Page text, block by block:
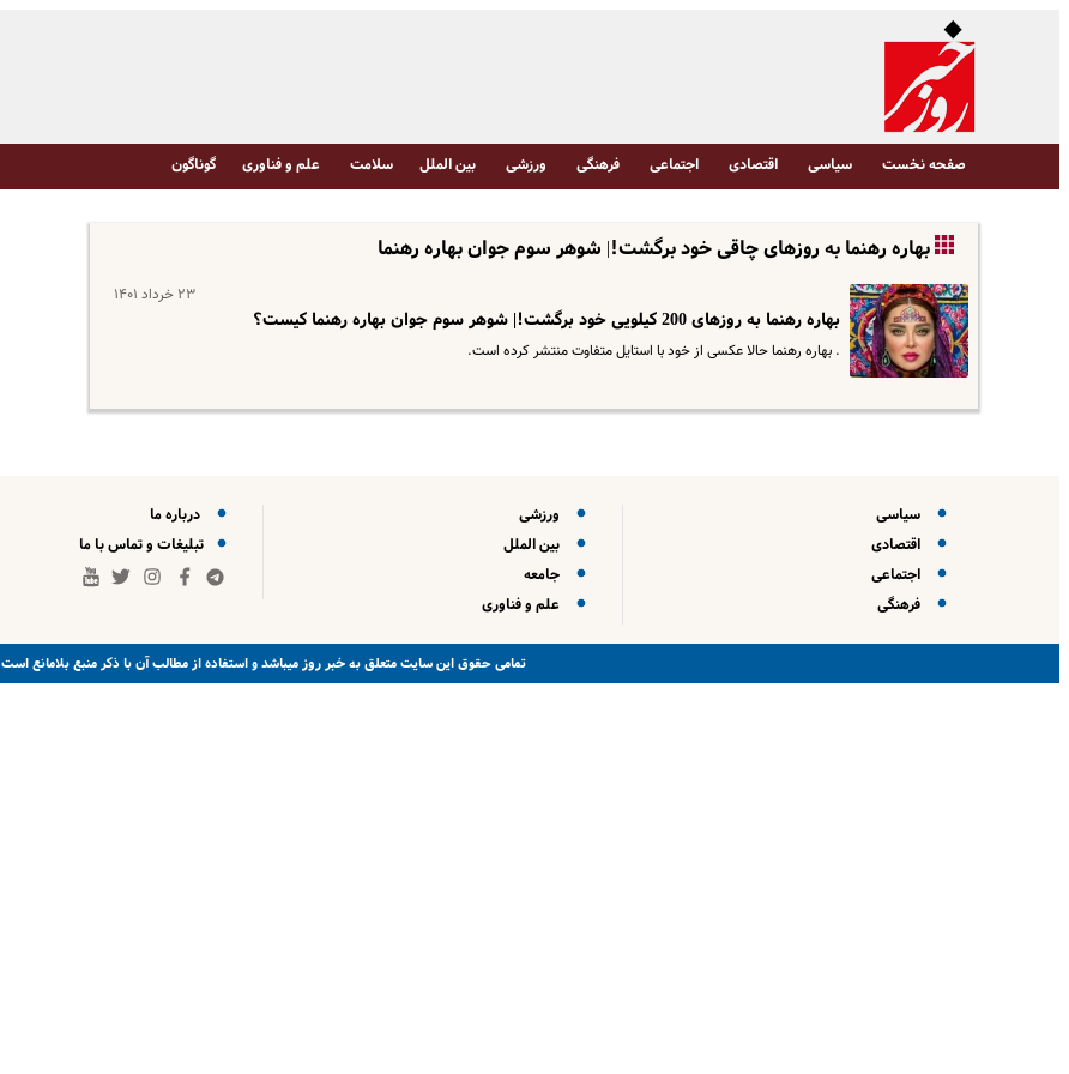
صفحه نخست سیاسی اقتصادی اجتماعی فرهنگی ورزشی بین الملل سلامت علم و فناوری گوناگون
بهاره رهنما به روزهای چاقی خود برگشت!| شوهر سوم جوان بهاره رهنما
۲۳ خرداد ۱۴۰۱
بهاره رهنما به روزهای 200 کیلویی خود برگشت!| شوهر سوم جوان بهاره رهنما کیست؟
. بهاره رهنما حالا عکسی از خود با استایل متفاوت منتشر کرده است.
سیاسی
اقتصادی
اجتماعی
فرهنگی
ورزشی
بین الملل
جامعه
علم و فناوری
درباره ما
تبلیغات و تماس با ما
تمامی حقوق این سایت متعلق بهخبر روزمیباشد و استفاده از مطالب آن با ذکر منبع بلامانع است